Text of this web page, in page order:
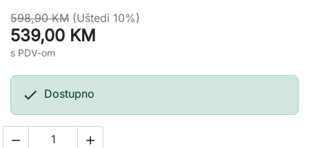
598,90 KM (Uštedi 10%)
539,00 KM
s PDV-om
 Dostupno
 